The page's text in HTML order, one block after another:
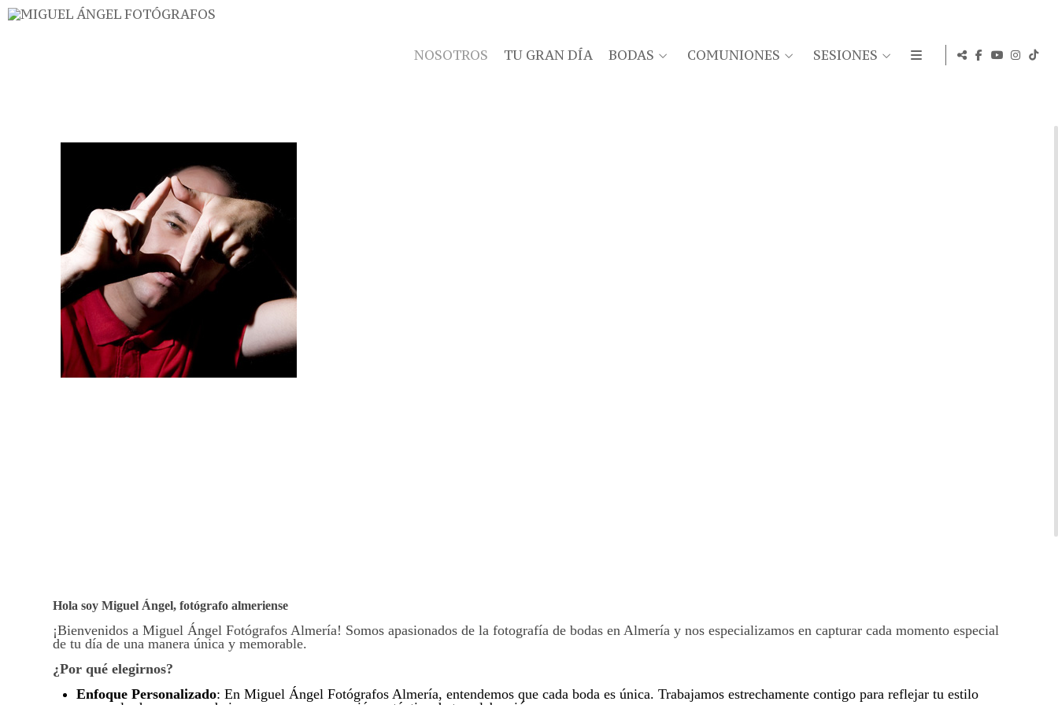
NOSOTROS TU GRAN DÍA BODAS COMUNIONES SESIONES
Hola soy Miguel Ángel, fotógrafo almeriense
¡Bienvenidos a Miguel Ángel Fotógrafos Almería! Somos apasionados de la fotografía de bodas en Almería y nos especializamos en capturar cada momento especial
de tu día de una manera única y memorable.
¿Por qué elegirnos?
Enfoque Personalizado: En Miguel Ángel Fotógrafos Almería, entendemos que cada boda es única. Trabajamos estrechamente contigo para reflejar tu estilo